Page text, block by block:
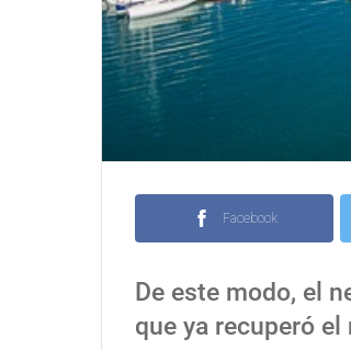
Facebook
De este modo, el
que ya recuperó